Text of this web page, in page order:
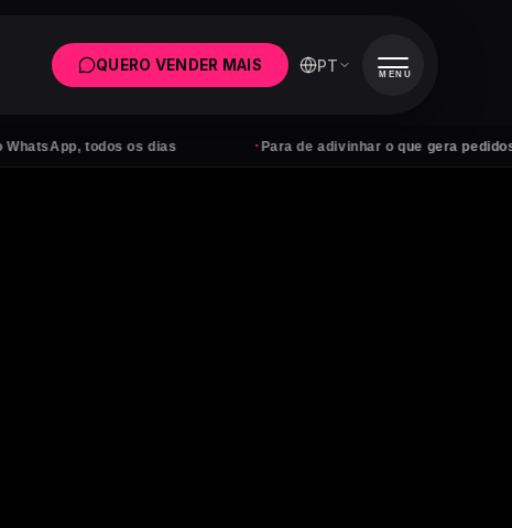
todos os dias Para de adivinhar o que gera pedidos
QUERO VENDER MAIS PT MENU